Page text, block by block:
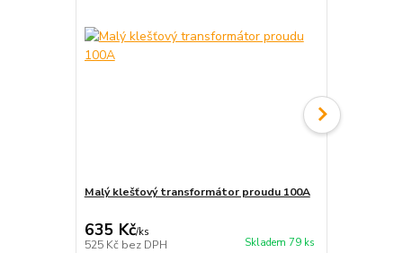
Malý klešťový transformátor proudu 100A
635 Kč/ks
525 Kč bez DPH Skladem 79 ks